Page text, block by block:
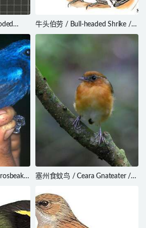
牛头伯劳 / Bull-headed Shrike /
Lanius bucephalus
/
塞州食蚊鸟 / Ceara Gnateater /